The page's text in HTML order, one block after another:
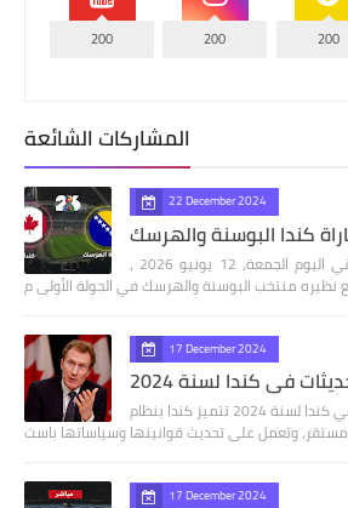
200 200 200
المشاركات الشائعة
22 December 2024
كندا البوسنة والهرسك
كندا البوسنة والهرسك يلتقي اليوم الجمعة، 12 يونيو 2026 ،
17 December 2024
في كندا لسنة 2024
سياسات الهجرة والتحديثات في كندا لسنة 2024 تتميز كندا بنظام
17 December 2024